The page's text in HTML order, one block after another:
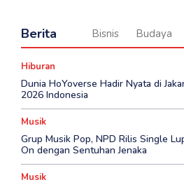
Berita Bisnis Budaya
Hiburan
Dunia HoYoverse Hadir Nyata di
2026 Indonesia
Musik
Grup Musik Pop, NPD Rilis Single
On dengan Sentuhan Jenaka
Musik